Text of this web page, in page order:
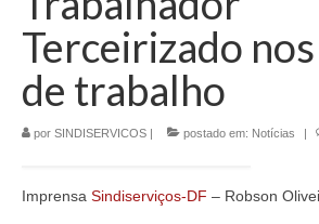
Impressos
Jornais
Sites Importantes
Terceirizado
de trabalho
por SINDISERVICOS | postado em: Notícias |
Imprensa Sindiserviços-DF – Robson